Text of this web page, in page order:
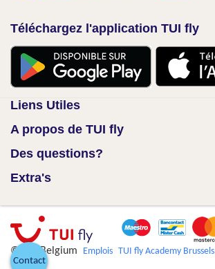
Téléchargez l'application TUI fly
Liens Utiles
A propos de TUI fly
Des questions?
Extra's
© TUI Belgium Emplois TUI fly Academy Brussels
Contact